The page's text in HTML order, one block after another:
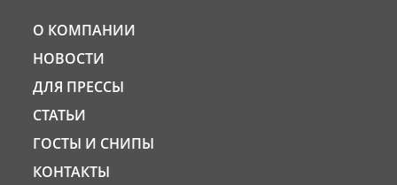
О КОМПАНИИ
НОВОСТИ
ДЛЯ ПРЕССЫ
СТАТЬИ
ГОСТЫ И СНИПЫ
КОНТАКТЫ